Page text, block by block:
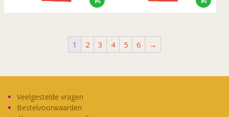
1 2 3 4 5 6 →
Veelgestelde vragen
Bestelvoorwaarden